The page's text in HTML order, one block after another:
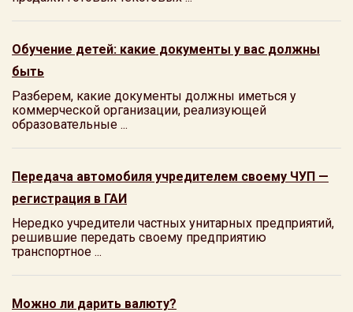
Обучение детей: какие документы у вас должны
быть
Разберем, какие документы должны иметься у
коммерческой организации, реализующей
образовательные ...
Передача автомобиля учредителем своему ЧУП —
регистрация в ГАИ
Нередко учредители частных унитарных предприятий,
решившие передать своему предприятию
транспортное ...
Можно ли дарить валюту?